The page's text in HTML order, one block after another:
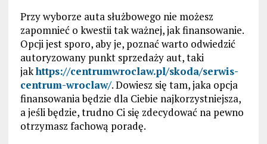
Przy wyborze auta służbowego nie możesz
zapomnieć o kwestii tak ważnej, jak finansowanie.
Opcji jest sporo, aby je, poznać warto odwiedzić
autoryzowany punkt sprzedaży aut, taki
jakhttps://centrumwroclaw.pl/skoda/serwis-
centrum-wroclaw/. Dowiesz się tam, jaka opcja
finansowania będzie dla Ciebie najkorzystniejsza,
a jeśli będzie, trudno Ci się zdecydować na pewno
otrzymasz fachową poradę.